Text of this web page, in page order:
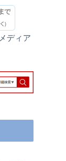
ディア